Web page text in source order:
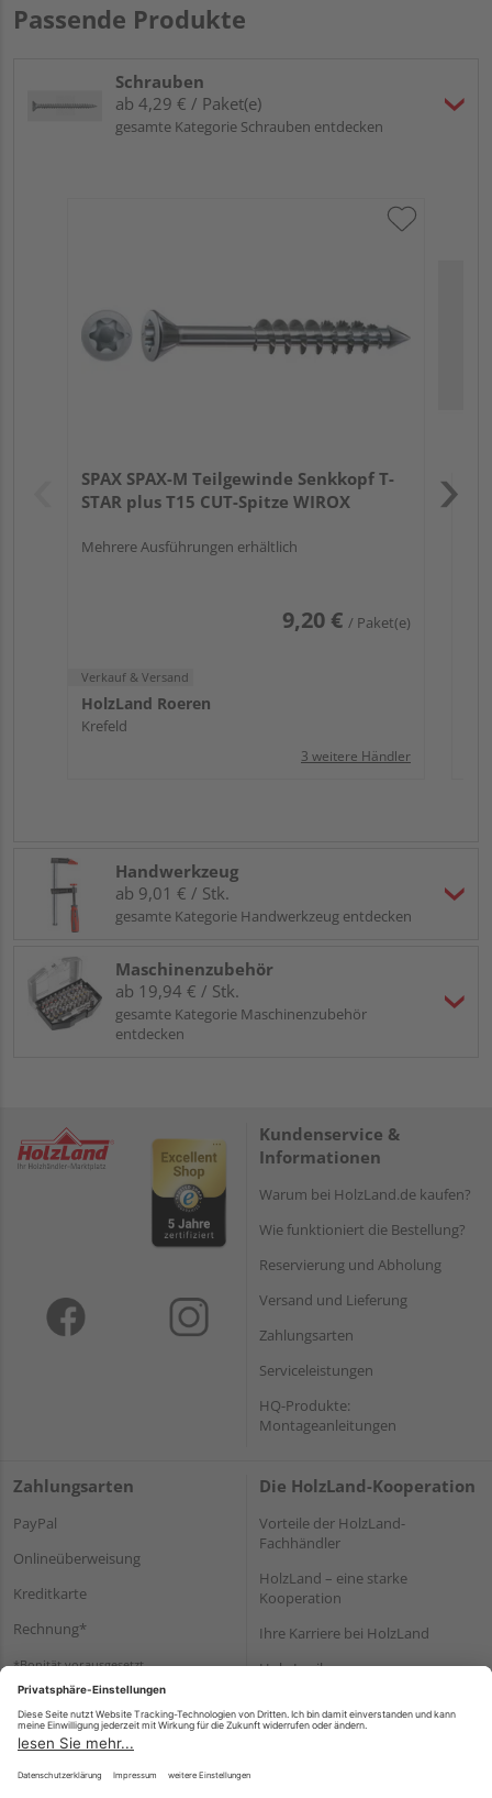
Passende Produkte
Schrauben
ab 4,29 € / Paket(e)
gesamte Kategorie Schrauben entdecken
SPAX SPAX-M Teilgewinde Senkkopf T-
STAR plus T15 CUT-Spitze WIROX
Mehrere Ausführungen erhältlich
9,20 € / Paket(e)
Verkauf & Versand
HolzLand Roeren
Krefeld
3 weitere Händler
Handwerkzeug
ab 9,01 € / Stk.
gesamte Kategorie Handwerkzeug entdecken
Maschinenzubehör
ab 19,94 € / Stk.
gesamte Kategorie Maschinenzubehör
entdecken
Kundenservice &
Informationen
Warum bei HolzLand.de kaufen?
Wie funktioniert die Bestellung?
Reservierung und Abholung
Versand und Lieferung
Zahlungsarten
Serviceleistungen
HQ-Produkte:
Montageanleitungen
Zahlungsarten
PayPal
Onlineüberweisung
Kreditkarte
Rechnung*
*Bonität vorausgesetzt
Die HolzLand-Kooperation
Vorteile der HolzLand-
Fachhändler
HolzLand – eine starke
Kooperation
Ihre Karriere bei HolzLand
Holz-Lexikon